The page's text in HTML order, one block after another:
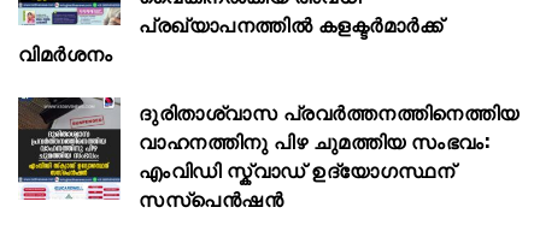
പ്രഖ്യാപനത്തില്‍ കളക്ടര്‍മാര്‍ക്ക്
വിമര്‍ശനം
ദുരിതാശ്വാസ പ്രവർത്തനത്തിനെത്തിയ
വാഹനത്തിനു പിഴ ചുമത്തിയ സംഭവം:
എംവിഡി സ്ക്വാഡ് ഉദ്യോഗസ്ഥന്
സസ്പെൻഷൻ